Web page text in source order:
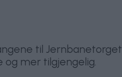
til Jernbanetorget
og mer tilgjengelig.